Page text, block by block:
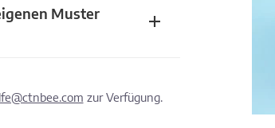
Muster
zur Verfügung.